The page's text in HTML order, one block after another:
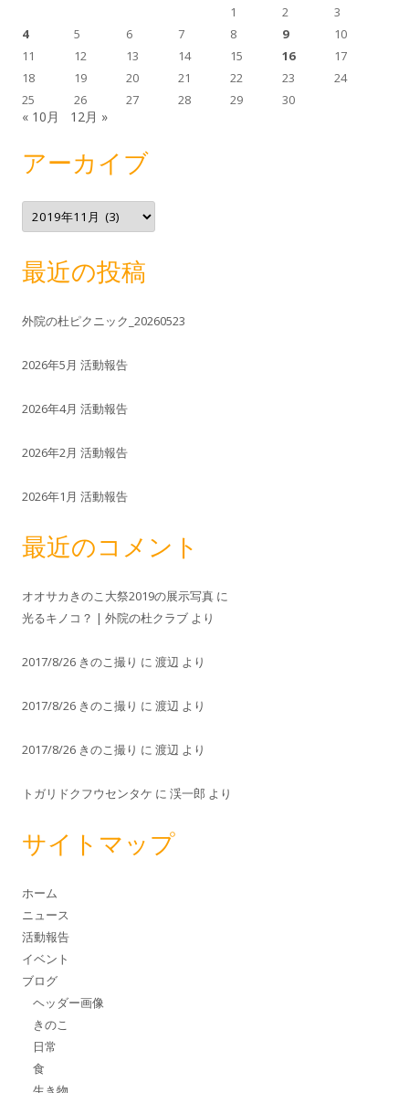
1
2
3
4
5 6 7 8 9
10
11
12 13 14 15 16
17
18
19 20 21 22 23
24
25
26 27 28 29 30
« 10月 12月 »
アーカイブ
ア
ー
カ
ブ
最近の投稿
外院の杜ピクニック_20260523
2026年5月 活動報告
2026年4月 活動報告
2026年2月 活動報告
2026年1月 活動報告
最近のコメント
オオサカきのこ大祭2019の展示写真 に
光るキノコ？ | 外院の杜クラブ より
2017/8/26 きのこ撮り に 渡辺 より
2017/8/26 きのこ撮り に 渡辺 より
2017/8/26 きのこ撮り に 渡辺 より
トガリドクフウセンタケ に 渓一郎 より
サイトマップ
ホーム
ニュース
活動報告
イベント
ブログ
ヘッダー画像
きのこ
日常
食